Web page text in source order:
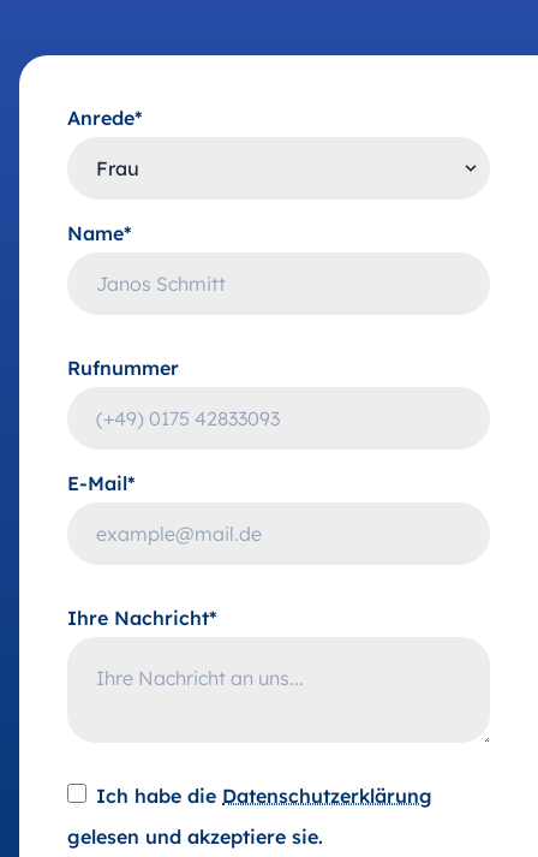
Anrede*
Name*
Rufnummer
E-Mail*
Ihre Nachricht*
Ich habe die Datenschutzerklärung
gelesen und akzeptiere sie.